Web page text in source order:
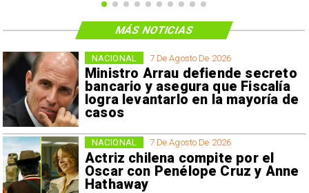
7 De Agosto De 2026
Ministro Arrau defiende secreto
bancario y asegura que Fiscalía
logra levantarlo en la mayoría de
casos
NACIONAL
7 De Agosto De 2026
Actriz chilena compite por el
Oscar con Penélope Cruz y Anne
Hathaway
NACIONAL
MÁS NOTICIAS